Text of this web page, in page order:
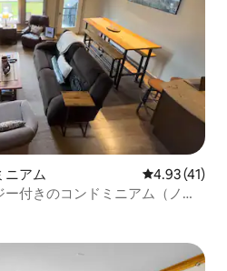
ニアム レビュー41
4.93 (41)
付きのコンドミニアム（ノル